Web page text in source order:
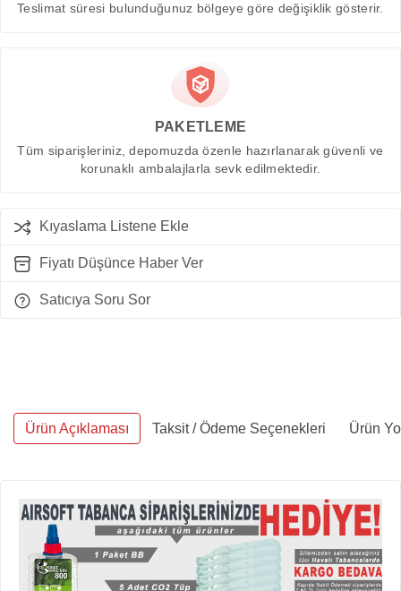
Teslimat süresi bulunduğunuz bölgeye göre değişiklik gösterir.
PAKETLEME
Tüm siparişleriniz, depomuzda özenle hazırlanarak güvenli ve
korunaklı ambalajlarla sevk edilmektedir.
Kıyaslama Listene Ekle
Fiyatı Düşünce Haber Ver
Satıcıya Soru Sor
Ürün Açıklaması Taksit / Ödeme Seçenekleri Ürün